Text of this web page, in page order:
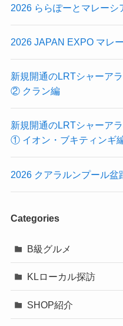
2026 ららぽーとマレーシ
2026 JAPAN EXPO マレ
新規開通のLRTシャーア
② クラン編
新規開通のLRTシャーア
① イオン・ブキティンギ
2026 クアラルンプール盆
Categories
B級グルメ
KLローカル探訪
SHOP紹介